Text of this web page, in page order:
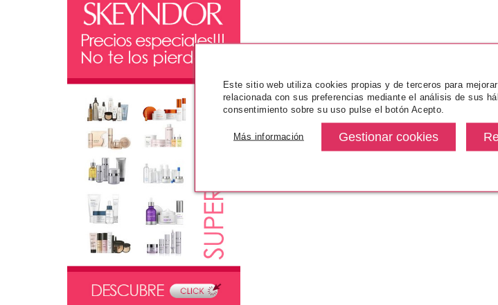
Este sitio web utiliza cookies propias y de terceros para
relacionada con sus preferencias mediante el análisis de sus
consentimiento sobre su uso pulse el botón Acepto.
Más información